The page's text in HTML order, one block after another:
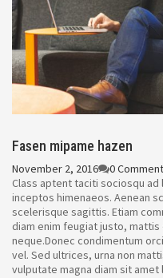
Fasen mipame hazen
November 2, 2016
0
Class aptent taciti sociosqu
inceptos himenaeos. Aenean
scelerisque sagittis. Etiam
diam enim feugiat justo,
neque.Donec condimentum
vel. Sed ultrices, urna non
vulputate magna diam sit